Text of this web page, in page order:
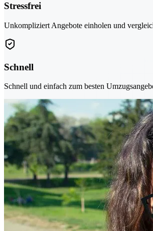
Stressfrei
Unkompliziert Angebote einholen und
Schnell
Schnell und einfach zum besten